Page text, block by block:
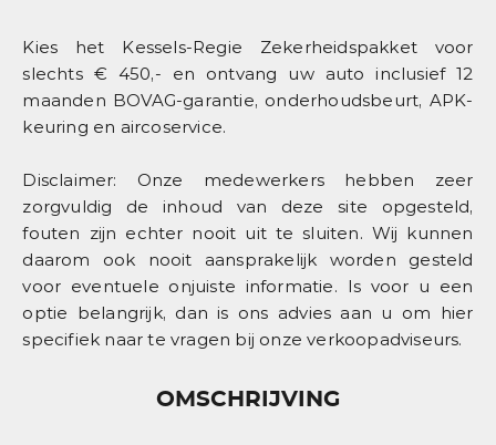
Kies het Kessels-Regie Zekerheidspakket voor
slechts € 450,- en ontvang uw auto inclusief 12
maanden BOVAG-garantie, onderhoudsbeurt, APK-
keuring en aircoservice.
Disclaimer: Onze medewerkers hebben zeer
zorgvuldig de inhoud van deze site opgesteld,
fouten zijn echter nooit uit te sluiten. Wij kunnen
daarom ook nooit aansprakelijk worden gesteld
voor eventuele onjuiste informatie. Is voor u een
optie belangrijk, dan is ons advies aan u om hier
specifiek naar te vragen bij onze verkoopadviseurs.
OMSCHRIJVING